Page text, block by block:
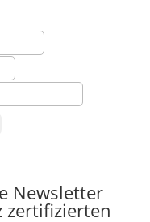
Newsletter
zertifizierten